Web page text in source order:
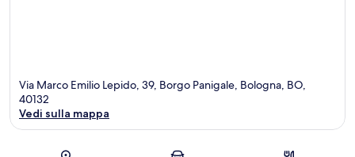
Via Marco Emilio Lepido, 39, Borgo Panigale, Bologna, BO,
40132
Vedi sulla mappa